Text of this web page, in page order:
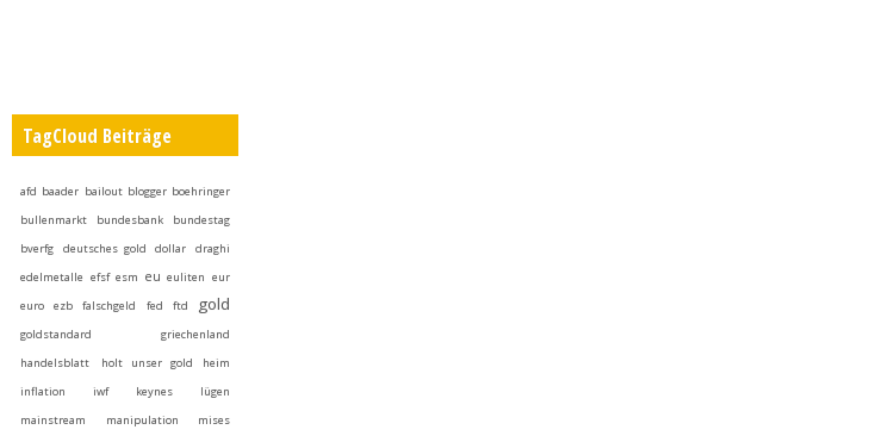
TagCloud Beiträge
afd baader bailout blogger boehringer
bullenmarkt
bundesbank
bundestag
bverfg
deutsches gold dollar
draghi
edelmetalle efsf esm eu euliten eur
euro
ezb falschgeld fed ftd gold
goldstandard
griechenland
handelsblatt
holt unser gold heim
inflation
iwf keynes
lügen
mainstream
manipulation
mises